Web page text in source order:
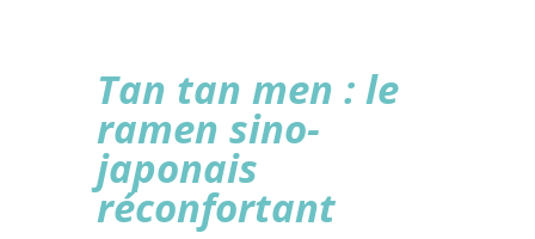
Tan tan men : le
ramen sino-
japonais
réconfortant